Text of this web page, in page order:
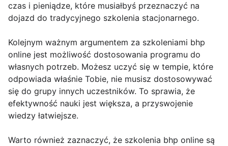
czas i pieniądze, które musiałbyś przeznaczyć na
dojazd do tradycyjnego szkolenia stacjonarnego.
Kolejnym ważnym argumentem za szkoleniami bhp
online jest możliwość dostosowania programu do
własnych potrzeb. Możesz uczyć się w tempie, które
odpowiada właśnie Tobie, nie musisz dostosowywać
się do grupy innych uczestników. To sprawia, że
efektywność nauki jest większa, a przyswojenie
wiedzy łatwiejsze.
Warto również zaznaczyć, że szkolenia bhp online są